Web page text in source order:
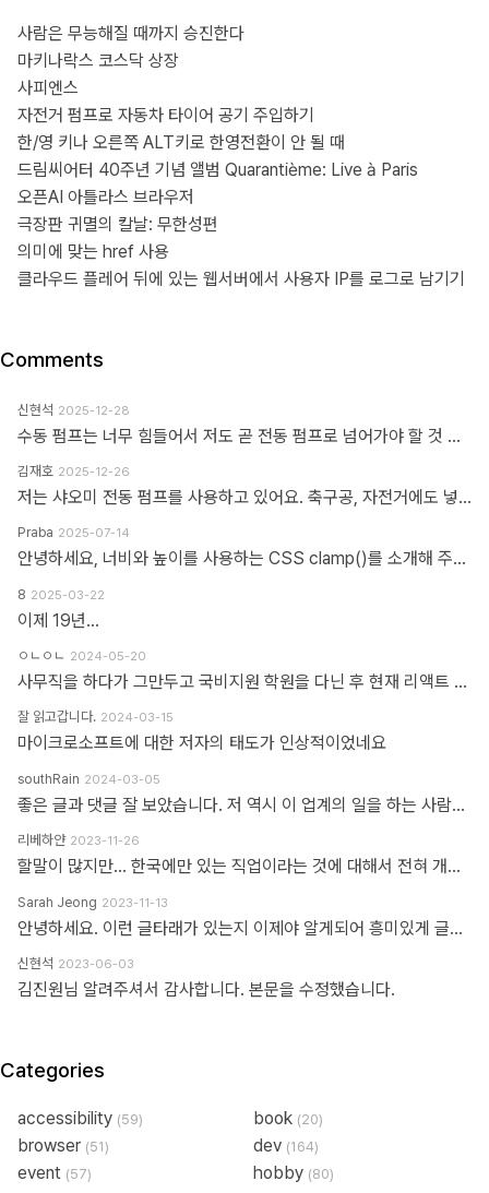
사람은 무능해질 때까지 승진한다
마키나락스 코스닥 상장
사피엔스
자전거 펌프로 자동차 타이어 공기 주입하기
한/영 키나 오른쪽 ALT키로 한영전환이 안 될 때
드림씨어터 40주년 기념 앨범 Quarantième: Live à Paris
오픈AI 아틀라스 브라우저
극장판 귀멸의 칼날: 무한성편
의미에 맞는 href 사용
클라우드 플레어 뒤에 있는 웹서버에서 사용자 IP를 로그로 남기기
Comments
신현석 2025-12-28
수동 펌프는 너무 힘들어서 저도 곧 전동 펌프로 넘어가야 할 것 같네요.
김재호 2025-12-26
저는 샤오미 전동 펌프를 사용하고 있어요. 축구공, 자전거에도 넣을 수 있고 자동차 바퀴에도 넣을 수 있어요. 아주 만족스럽습니다.
Praba 2025-07-14
안녕하세요, 너비와 높이를 사용하는 CSS clamp()를 소개해 주셔서 감사합니다. 작업 부담을 최소화하기 위해 calc(), min, max 등 언급하신 모든 기능을 갖춘 도구를 개발했습니다. https://clampgenerator.com/tools/layout-spacing-size/?property=width 에서 확인해 보세요. 즐거운 코딩 되세요.
8 2025-03-22
이제 19년...
ㅇㄴㅇㄴ 2024-05-20
사무직을 하다가 그만두고 국비지원 학원을 다닌 후 현재 리액트 개발자로 일하고 있습니다 다행인지 불행인지(?) 컴퓨터 학원을 간게 아니라 디자인 학원을 가게 되었고 그곳에서는 퍼블리셔와 프론트엔드 개발자의 용어를 혼동해서 사용하였습니다 즉 저는 한동한 "HTML 마크업 + 스타일링 + 약간의 이벤트" 오로지 "사용자가 보고 있는 부분"만 다루는 작업이 "프론트엔드 개발"로 알고 있었습니다 ============> 우리가 흔히 퍼블리셔라고 불리는 영역입니다 하지만 학습할수록 사용자 영역과 소위 백엔드라고 불리는 영역과의 호환이 필요하다는 것을 알게 되었고 그때부터 지금까지 배웠던것과 전혀 다른 역할과 기능들을 학습하게 되었습니다 즉 자바스크립트도 event와 document 부분이 아닌 배열과 객체를 편집하는 것을 배워야 하고 API를 호출해 어떻게 사용자 영역으로 가져와야 하는가 등등 기존 퍼블리셔 역할군과 전혀 다른 것들을 다루게 되었습니다 ============> 이것이 프론트엔드 영역입니다 제가 두 가지 길을 모두 걸어본 바 프론트엔드 개발은 퍼블리셔의 완벽한 상위 호환이고 추구하는 목적도, 기술도 완전히 다릅니다 처음부터 다른 길을 가야하고 생각의 구조도 다르게 가야합니다 그런 의미에서 처음에 퍼블리셔라는 말이 처음에는 편가르기 하는것처럼 싫었지만 지금은 명확하게 길을 제시한다는 관점에서 좋다는 생각을 해봅니다
잘 읽고갑니다. 2024-03-15
마이크로소프트에 대한 저자의 태도가 인상적이었네요
southRain 2024-03-05
좋은 글과 댓글 잘 보았습니다. 저 역시 이 업계의 일을 하는 사람으로써 '웹퍼블리셔' 라는 단어를 만드신 분을 이제 알았네요. 해당 용어를 만들어주셔서 감사합니다. 그 덕에 제 업무에 대한 명확한 기준을 세울 수 있었습니다. 전 이제껏 '웹퍼블리셔' 라는 직무에 부끄러운 적 없었습니다. '웹 퍼블리셔' 라는 직무를 부끄러워 하는 건, 본인이 해당 업무를 제대로 이해하지 못하고 잘 수행하지 못하기 때문이라고 생각해요. 해외와 국내의 개발업무 포지션에 대한 단어가 다를 뿐인데, 유독 국내 개발자들 중에는 굳이 급을 나누는 분들이 많더라구요. 근데 그렇게 급을 나누는 만큼 기본이 되어있는지 의심스러울 때도 많았습니다. 퍼블리셔와 상의없이 css framework 로 화면 대충 만들다가... 디자이너 요청 대로 화면 수정 못하고 대뜸 찾아와서는 수정해달라고 하는 적도 많았고... 만들어 준 화면도 자기 맘대로 이것저것 손대다가 오히려 화면 다 틀어지는 경우도 많이 봤습니다. 이런 걸 보면 오히려 '프론트엔드 개발자' 라고 본인을 지칭하는 분들이 해외와 전혀 다른 개념으로 이해하고 있는 게 아닌가 라는 생각도 들었습니다. 이제는 면역이 되서... 그런 분들 만나면 '그러려니...' 하고 말지만요. ㅎㅎ 각자가 맡은 업무가 있는 거고, 각자의 업무를 서로 존중하는 환경이 필요하다고 생각합니다. 그리고 각자의 자리에서 본인 업무를 충실하면 되지 않을까 싶습니다.
리베하얀 2023-11-26
할말이 많지만... 한국에만 있는 직업이라는 것에 대해서 전혀 개의치도 않고 부끄러워할 이유도 없다고 봅니다. 이 직업군에 대해서 이해라며녀 00년대에 무슨일이 일어났었는지.. 알필요가 있고 국내만의 특수한 환경때문에 만들어진 직업군이고... 근래에 들어 국제화가 되면서 문제시 몇몇분이 문제삼는것 같은데... 본인의 업무 바운더리는 본인이 만드는거지.. 그 단어안에 갇혀서 본인의 수준이나 인식을 만든다고 보지 않습니다. 코더니 UI개발자니, 퍼블리셔니, FE니.. 웹마스터니 풀스택이니 ㅎㅎ 많은 직업군으로 불리우고 있지만 솔직히 본인의 역량에 따라 불리운다고 생각합니다. 당시에 신현석님이 던진 하나의 단어에 여전히 밥먹고 살고 있고, 때때론 자부심도 느낍니다.
Sarah Jeong 2023-11-13
안녕하세요. 이런 글타래가 있는지 이제야 알게되어 흥미있게 글타래를 읽어보았네요. 제가 방금 글타래라고 쓴것처럼, 댓글이라는 단어에도 여러 다른 이름이 존재한다는 것을 우리는 암묵적으로 알고 있을 거라 생각하는데요 EX 1.) 글타래(민 우리말. 인터넷 게시판에서 어떤 게시글과 그에 대한 답신으로 쓰여진 게시글들의 모임. [NAVER 국어사전 글 인용]) = 댓글(게시물 밑에 남길 수 있는 글을 표현한 단어) = 코멘트(영어 코멘트를 한국어로 표현한 단어) = 리플(영어 reple을 한국어로 표현한 단어) = 스레드(thread) EX 2.) Height(사물의 높이, 사람의 키&신장, 키가 높음, 지상으로부터의 고도) 해당 단어는 발음에서 논란이 된적이 있습니다. (설마.. 고인물만 아는 거일지도...T^T..) 미국, 영국 등 주요국가에서는 해당 단어의 발음을 한국어 발음 표현으로 '하이트' or '하잍' 라고 읽으나, 스페인어로 해당 단어는 '헤이트' or '헤잍' 라고 읽습니다. 전 세계적으로 스페인어를 쓰는 인구는 2019년 3월 기준으로 4억 6천만명이며, 영어를 사용하는 인구는 3억 7천만명이라고 구글검색에 나옵니다. EX 3.) 2023년 현재 우리나라에서는 각 세대 별로 쓰는 한 가지 표현에 대한 단어들도 다릅니다. 50대 이상이신 분들은 한자어를 주로 사용하신 세대들이고, 10대 ~ 20대분들은 줄임말 또는 은어를 만들어 주로 사용하고 있습니다. 위의 예시와 같이 한 가지를 가리키는 명사에 여러가지 표현이 존재하고, 모든 사람들이 표준어 하나만 사용하고 있지 않으며, 전라도, 충정도, 경상도 방언이 존재한다는 사실도 암묵적으로 우리는 알고 있다 생각합니다 물론, 표준어처럼 한 가지 표현만 존재하면 다시 한번 확인하는 절차없이 의사소통이 원활할테지만, 우리는 일상속에서도 방언이나 댓글, 줄임말 등의 다른 표현들을 받아들이고 있는 존재들입니다. 만드신 분의 말씀대로 그저 지나온 과거에서는 그 표현이 필요하여 쓰여졌었다고 이해하고 넘어가시면 어떨까하여 주절대며 나불거려보았네요.. PS. 쓰잘데기 없는 제 생각을 읽어주셔서 고맙습니다.. AI도 발전해나가고 있는 마당에 같은 인종끼리 싸우지 맙시다~~~ㅋㅋㅋ
신현석 2023-06-03
김진원님 알려주셔서 감사합니다. 본문을 수정했습니다.
Categories
accessibility (59) book (20)
browser (51) dev (164)
event (57) hobby (80)